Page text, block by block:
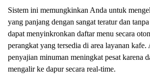
Sistem ini memungkinkan Anda untuk
yang panjang dengan sangat teratur dan
dapat menyinkronkan daftar menu secara
perangkat yang tersedia di area layanan kafe.
penyajian minuman meningkat pesat karena
mengalir ke dapur secara real-time.